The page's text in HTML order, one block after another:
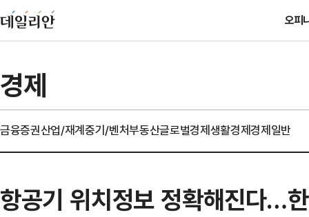
오피
경제
금융증권산업/재계중기/벤처부동산글로벌경제생활경제경제일반
항공기 위치정보 정확해진다…